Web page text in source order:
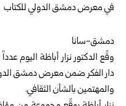
دمشق-سانا
وقّع الدكتور نزار أباظة اليوم
دار الفكر ضمن معرض دمشق
والمهتمين بالشأن الثقافي.